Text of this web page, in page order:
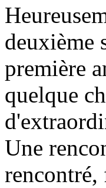
deuxième
première
quelque
Une
rencontré,